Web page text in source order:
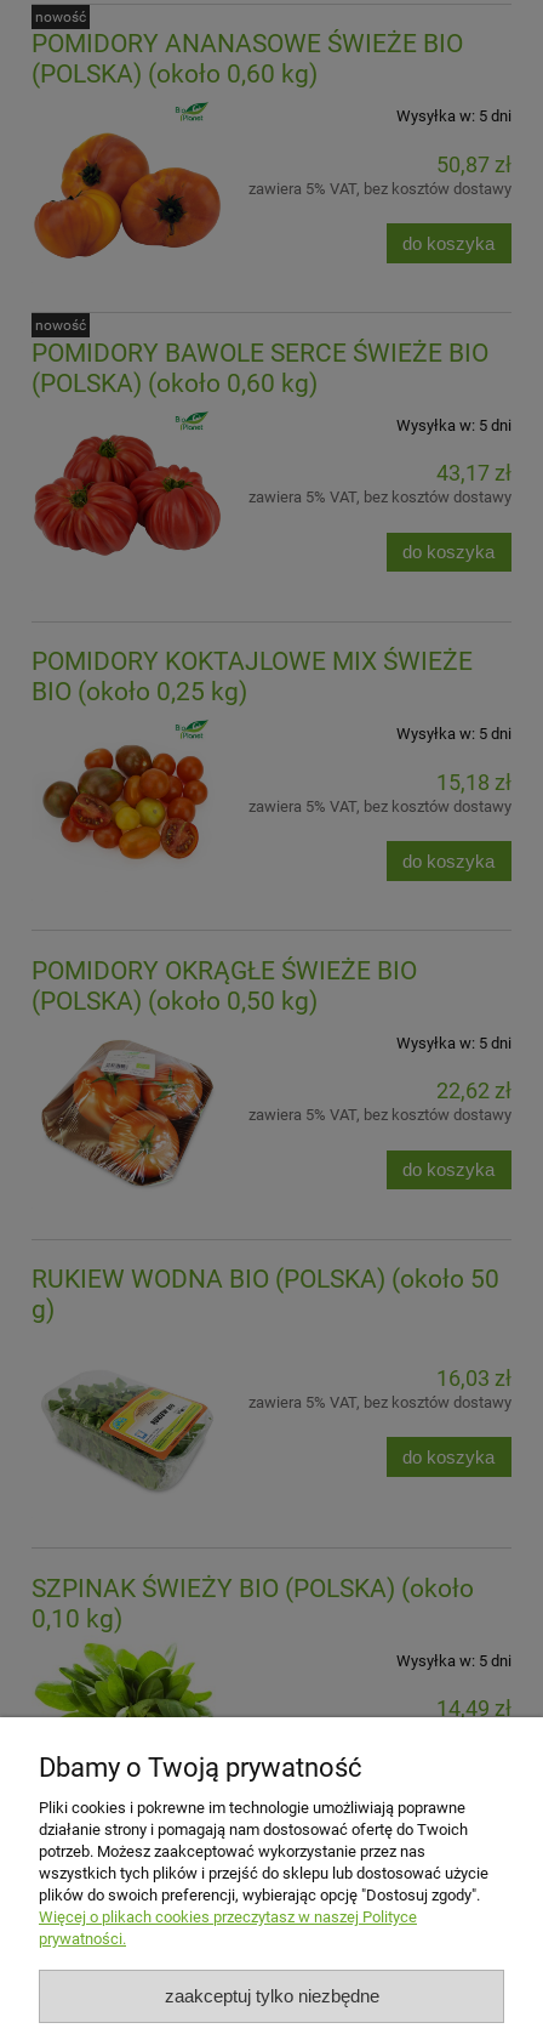
POMIDORY ANANASOWE ŚWIEŻE BIO
(POLSKA) (około 0,60 kg)
Wysyłka w: 5 dni
50,87 zł
zawiera 5% VAT, bez kosztów dostawy
do koszyka
nowość
POMIDORY BAWOLE SERCE ŚWIEŻE BIO
(POLSKA) (około 0,60 kg)
Wysyłka w: 5 dni
43,17 zł
zawiera 5% VAT, bez kosztów dostawy
do koszyka
nowość
POMIDORY KOKTAJLOWE MIX ŚWIEŻE
BIO (około 0,25 kg)
Wysyłka w: 5 dni
15,18 zł
zawiera 5% VAT, bez kosztów dostawy
do koszyka
POMIDORY OKRĄGŁE ŚWIEŻE BIO
(POLSKA) (około 0,50 kg)
Wysyłka w: 5 dni
22,62 zł
zawiera 5% VAT, bez kosztów dostawy
do koszyka
RUKIEW WODNA BIO (POLSKA) (około 50
g)
16,03 zł
zawiera 5% VAT, bez kosztów dostawy
do koszyka
SZPINAK ŚWIEŻY BIO (POLSKA) (około
0,10 kg)
Wysyłka w: 5 dni
14,49 zł
Płatności i dostawa
Pomoc
Moje konto
Dbamy o Twoją prywatność
Pliki cookies i pokrewne im technologie umożliwiają poprawne
działanie strony i pomagają nam dostosować ofertę do Twoich
potrzeb. Możesz zaakceptować wykorzystanie przez nas
wszystkich tych plików i przejść do sklepu lub dostosować użycie
plików do swoich preferencji, wybierając opcję "Dostosuj zgody".
Więcej o plikach cookies przeczytasz w naszej Polityce
prywatności.
zaakceptuj tylko niezbędne